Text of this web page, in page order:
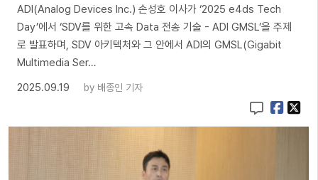
ADI(Analog Devices Inc.) 손성호 이사가 ‘2025 e4ds Tech
Day’에서 ‘SDV를 위한 고속 Data 전송 기술 - ADI GMSL’을 주제
로 발표하며, SDV 아키텍처와 그 안에서 ADI의 GMSL(Gigabit
Multimedia Ser…
2025.09.19
by 배종인 기자